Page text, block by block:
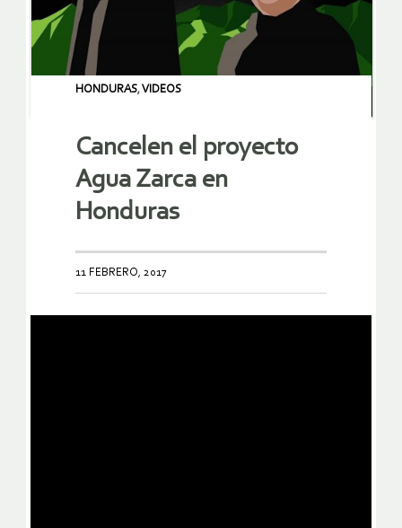
HONDURAS,VIDEOS
Cancelen el proyecto
Agua Zarca en
Honduras
11 FEBRERO, 2017